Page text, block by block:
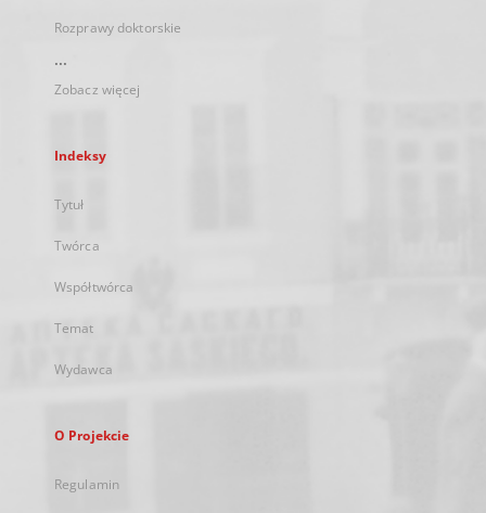
Rozprawy doktorskie
...
Zobacz więcej
Indeksy
Tytuł
Twórca
Współtwórca
Temat
Wydawca
O Projekcie
Regulamin